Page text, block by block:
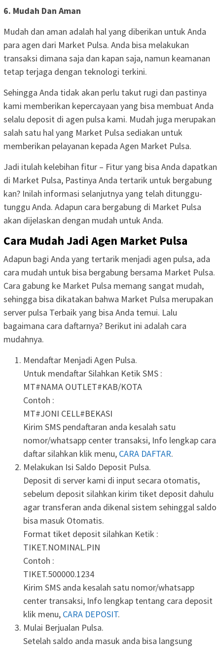
6. Mudah Dan Aman
Mudah dan aman adalah hal yang diberikan untuk Anda
para agen dari Market Pulsa. Anda bisa melakukan
transaksi dimana saja dan kapan saja, namun keamanan
tetap terjaga dengan teknologi terkini.
Sehingga Anda tidak akan perlu takut rugi dan pastinya
kami memberikan kepercayaan yang bisa membuat Anda
selalu deposit di agen pulsa kami. Mudah juga merupakan
salah satu hal yang Market Pulsa sediakan untuk
memberikan pelayanan kepada Agen Market Pulsa.
Jadi itulah kelebihan fitur – Fitur yang bisa Anda dapatkan
di Market Pulsa, Pastinya Anda tertarik untuk bergabung
kan? Inilah informasi selanjutnya yang telah ditunggu-
tunggu Anda. Adapun cara bergabung di Market Pulsa
akan dijelaskan dengan mudah untuk Anda.
Cara Mudah Jadi Agen Market Pulsa
Adapun bagi Anda yang tertarik menjadi agen pulsa, ada
cara mudah untuk bisa bergabung bersama Market Pulsa.
Cara gabung ke Market Pulsa memang sangat mudah,
sehingga bisa dikatakan bahwa Market Pulsa merupakan
server pulsa Terbaik yang bisa Anda temui. Lalu
bagaimana cara daftarnya? Berikut ini adalah cara
mudahnya.
Mendaftar Menjadi Agen Pulsa.
Untuk mendaftar Silahkan Ketik SMS :
MT#NAMA OUTLET#KAB/KOTA
Contoh :
MT#JONI CELL#BEKASI
Kirim SMS pendaftaran anda kesalah satu
nomor/whatsapp center transaksi, Info lengkap cara
daftar silahkan klik menu, CARA DAFTAR.
Melakukan Isi Saldo Deposit Pulsa.
Deposit di server kami di input secara otomatis,
sebelum deposit silahkan kirim tiket deposit dahulu
agar transferan anda dikenal sistem sehinggal saldo
bisa masuk Otomatis.
Format tiket deposit silahkan Ketik :
TIKET.NOMINAL.PIN
Contoh :
TIKET.500000.1234
Kirim SMS anda kesalah satu nomor/whatsapp
center transaksi, Info lengkap tentang cara deposit
klik menu, CARA DEPOSIT.
Mulai Berjualan Pulsa.
Setelah saldo anda masuk anda bisa langsung